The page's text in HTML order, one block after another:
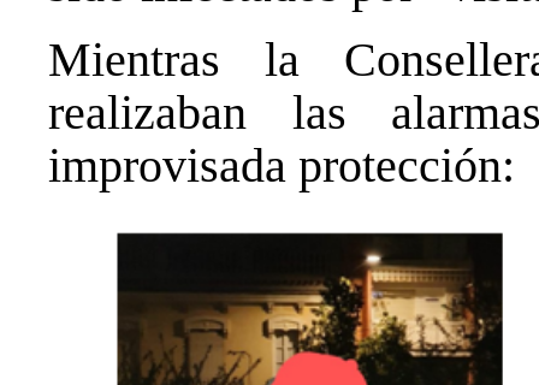
Mientras la
realizaban las
improvisada protección: